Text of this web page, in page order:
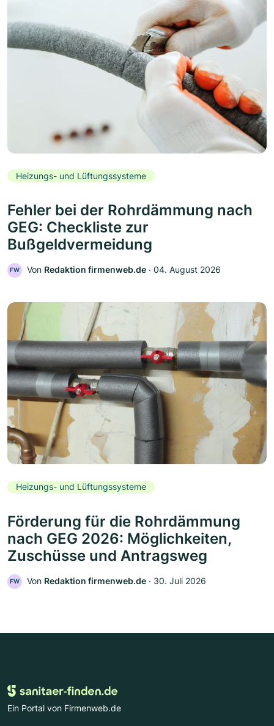
Heizungs- und Lüftungssysteme
Fehler bei der Rohrdämmung nach
GEG: Checkliste zur
Bußgeldvermeidung
FW Von Redaktion firmenweb.de ‧ 04. August 2026
Heizungs- und Lüftungssysteme
Förderung für die Rohrdämmung
nach GEG 2026: Möglichkeiten,
Zuschüsse und Antragsweg
FW Von Redaktion firmenweb.de ‧ 30. Juli 2026
Ein Portal von Firmenweb.de